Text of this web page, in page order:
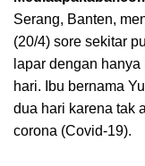
Serang, Banten,
(20/4) sore sekitar
lapar dengan
hari. Ibu bernama
dua hari karena tak
corona (Covid-19).